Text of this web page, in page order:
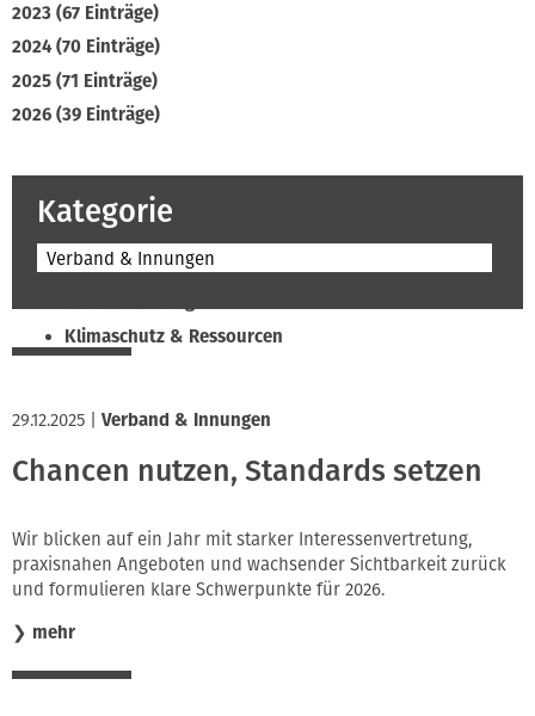
2023 (67 Einträge)
2024 (70 Einträge)
2025 (71 Einträge)
2026 (39 Einträge)
Kategorie
Verband & Innungen
Klimaschutz & Ressourcen
Soziales & Tarifpolitik
Interviews
Innung
29.12.2025 Verband & Innungen
Chancen nutzen, Standards setzen
Wir blicken auf ein Jahr mit starker Interessenvertretung,
praxisnahen Angeboten und wachsender Sichtbarkeit zurück
und formulieren klare Schwerpunkte für 2026.
❯ mehr